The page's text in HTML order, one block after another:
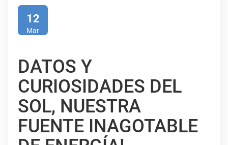
12
Mar
DATOS Y
CURIOSIDADES DEL
SOL, NUESTRA
FUENTE INAGOTABLE